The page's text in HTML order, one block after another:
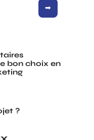
bon choix en
?